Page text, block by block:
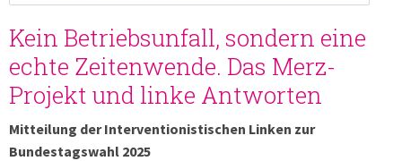
Kein Betriebsunfall, sondern eine
echte Zeitenwende. Das Merz-
Projekt und linke Antworten
Mitteilung der Interventionistischen Linken zur
Bundestagswahl 2025